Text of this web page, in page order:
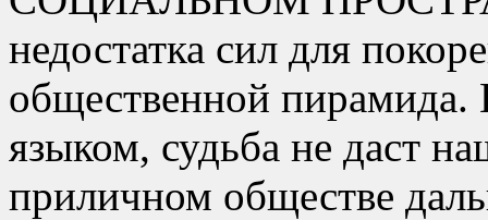
недостатка сил для
общественной пирамида.
языком, судьба не даст
приличном обществе